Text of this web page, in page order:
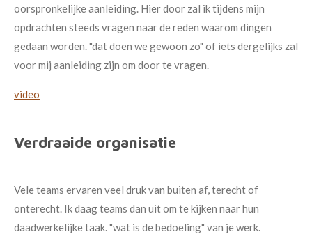
oorspronkelijke aanleiding. Hier door zal ik tijdens mijn
opdrachten steeds vragen naar de reden waarom dingen
gedaan worden. "dat doen we gewoon zo" of iets dergelijks zal
voor mij aanleiding zijn om door te vragen.
video
Verdraaide organisatie
Vele teams ervaren veel druk van buiten af, terecht of
onterecht. Ik daag teams dan uit om te kijken naar hun
daadwerkelijke taak. "wat is de bedoeling" van je werk.